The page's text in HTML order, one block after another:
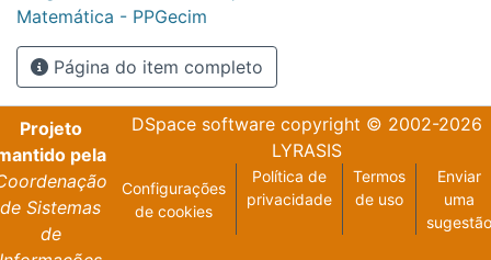
Matemática - PPGecim
Página do item completo
Projeto
pela
de Sistemas
de
DSpace softwarecopyright © 2002-2026
LYRASIS
Configurações
de cookies
Política de
privacidade
Termos
de uso
Enviar
uma
sugestão